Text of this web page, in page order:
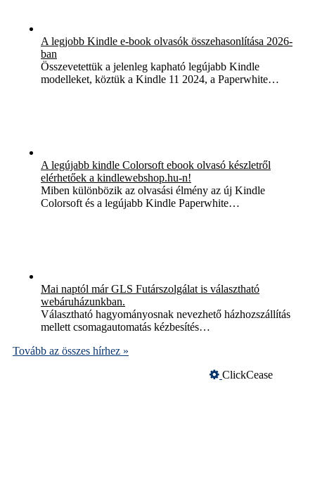
A legjobb Kindle e-book olvasók összehasonlítása 2026-
ban
Összevetettük a jelenleg kapható legújabb Kindle
modelleket, köztük a Kindle 11 2024, a Paperwhite…
A legújabb kindle Colorsoft ebook olvasó készletről
elérhetőek a kindlewebshop.hu-n!
Miben különbözik az olvasási élmény az új Kindle
Colorsoft és a legújabb Kindle Paperwhite…
Mai naptól már GLS Futárszolgálat is választható
webáruházunkban.
Választható hagyományosnak nevezhető házhozszállítás
mellett csomagautomatás kézbesítés…
Tovább az összes hírhez »
ClickCease